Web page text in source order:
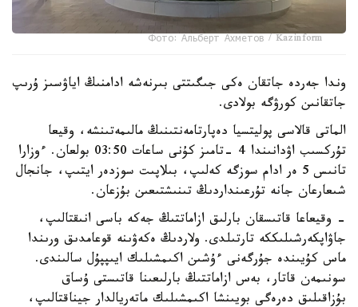
Фото: Альберт Ахметов / Kazinform
وندا جەردە جاتقان ەكى جىگىتتى بىرنەشە ادامنىڭ اياۋسىز ۇرىپ
جاتقانىن كورۋگە بولادى.
الماتى قالاسى پوليتسيا دەپارتامەنتىنىڭ مالىمەتىنشە، وقيعا
تۇركسىب اۋدانىندا 4 -تامىز كۇنى ساعات 03:50 بولعان. ءوزارا
تانىس 5 ەر ادام سوزگە كەلىپ، بىلاپىت سوزدەر ايتىپ، جانجال
شىعارعان جانە تۇرعىنداردىڭ تىنىشتىعىن بۇزعان.
- وقيعاعا قاتىسقان بارلىق ازاماتتىڭ جەكە باسى انىقتالىپ،
جاۋاپكەرشىلىككە تارتىلدى. ولاردىڭ ەكەۋىنە قوعامدىق ورىندا
ماس كۇيىندە جۇرگەنى ءۇشىن اكىمشىلىك ايىپپۇل سالىندى.
سونىمەن قاتار، بەس ازاماتتىڭ بارلىعىنا قاتىستى ۇساق
بۇزاقىلىق دەرەگى بويىنشا اكىمشىلىك ماتەريالدار جيناقتالىپ،